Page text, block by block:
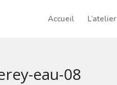
Accueil L’atelier
eau-08